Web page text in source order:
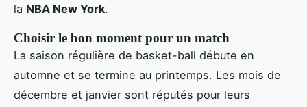
la NBA New York.
Choisir le bon moment pour un match
La saison régulière de basket-ball débute en
automne et se termine au printemps. Les mois de
décembre et janvier sont réputés pour leurs